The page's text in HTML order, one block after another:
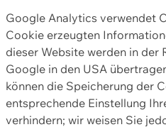
Google Analytics verwendet
Cookie erzeugten
dieser Website werden in der
Google in den USA
können die Speicherung der
entsprechende Einstellung
verhindern; wir weisen Sie